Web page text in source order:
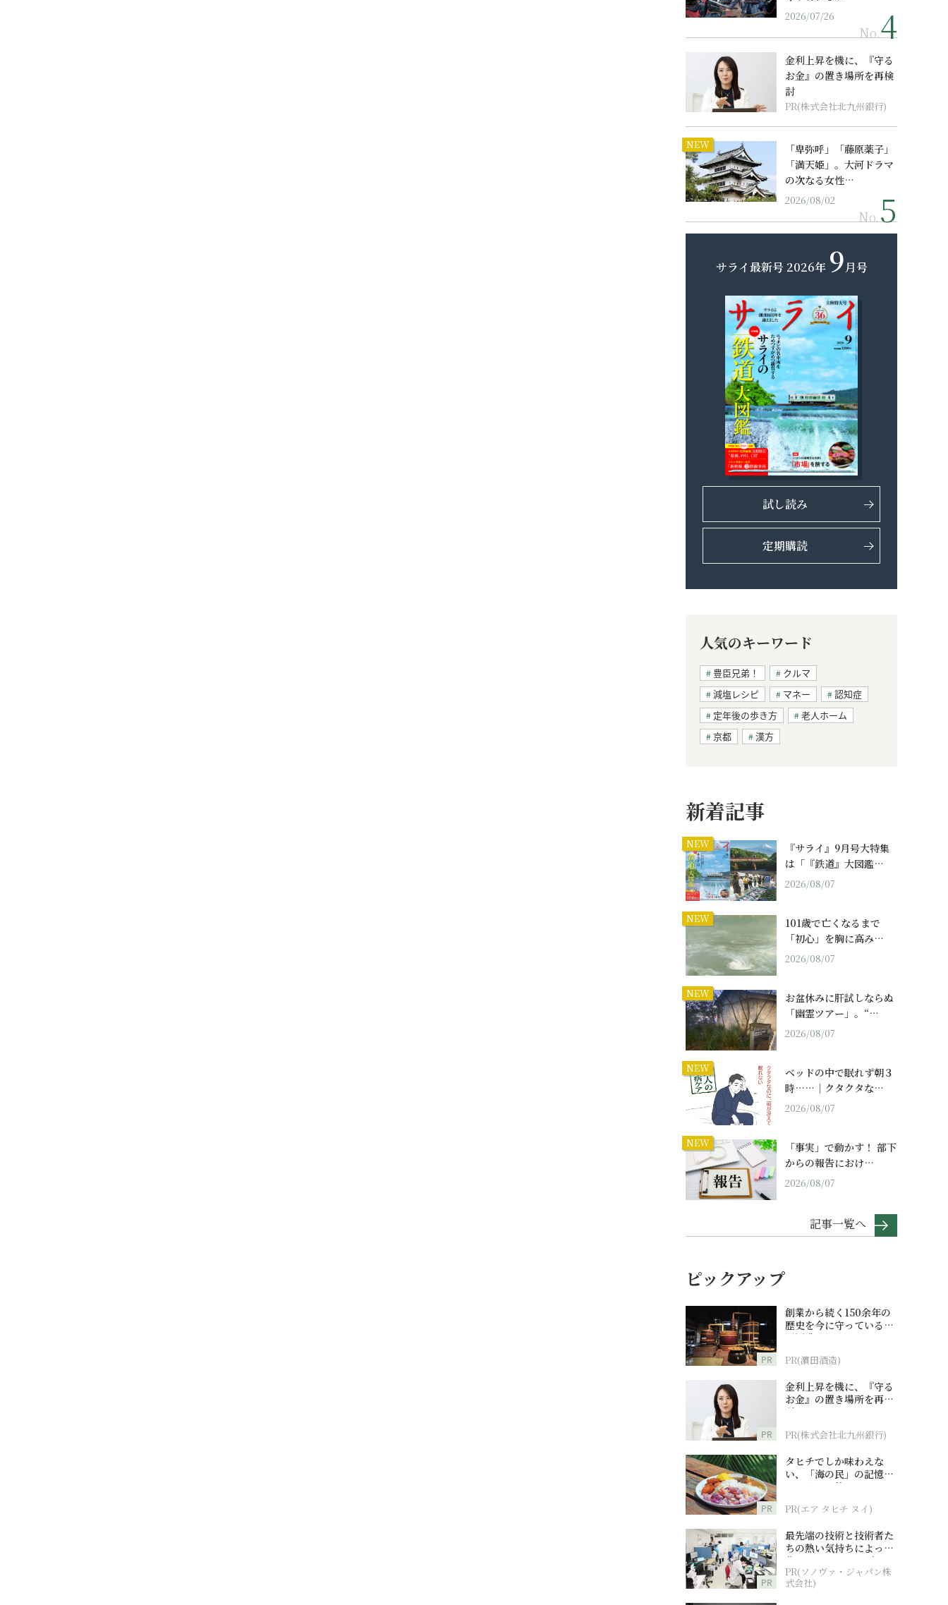
2026/07/26
No.
金利上昇を機に、『守る
お金』の置き場所を再検
討
PR(株式会社北九州銀行)
NEW
「卑弥呼」「藤原薬子」
「満天姫」。大河ドラマ
の次なる女性…
2026/08/02
No.
サライ最新号 2026年 9月号
試し読み
定期購読
人気のキーワード
豊臣兄弟！
クルマ
減塩レシピ
マネー
認知症
定年後の歩き方
老人ホーム
京都
漢方
新着記事
NEW
『サライ』9月号大特集
は「『鉄道』大図鑑…
2026/08/07
NEW
101歳で亡くなるまで
「初心」を胸に高み…
2026/08/07
NEW
お盆休みに肝試しならぬ
「幽霊ツアー」。“…
2026/08/07
NEW
ベッドの中で眠れず朝３
時……｜クタクタな…
2026/08/07
NEW
「事実」で動かす！ 部下
からの報告におけ…
2026/08/07
記事一覧へ
ピックアップ
PR
創業から続く150余年の
歴史を今に守っている濵
田酒造
PR(濵田酒造)
PR
金利上昇を機に、『守る
お金』の置き場所を再検
討
PR(株式会社北九州銀行)
PR
タヒチでしか味わえな
い、「海の民」の記憶へ
とつながる旅
PR(エア タヒチ ヌイ)
PR
最先端の技術と技術者た
ちの熱い気持ちによって
作られているオーダーメ
イド補聴器
PR(ソノヴァ・ジャパン株
式会社)